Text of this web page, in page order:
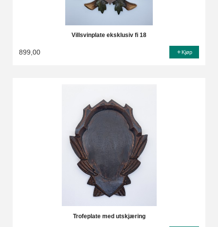
Villsvinplate eksklusiv fi 18
899,00 Kjøp
Trofeplate med utskjæring